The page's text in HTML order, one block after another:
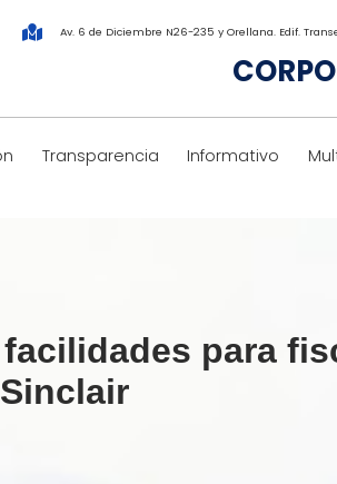
Av. 6 de Diciembre N26-235 y Orellana. Edif.
Transparencia Informativo
para